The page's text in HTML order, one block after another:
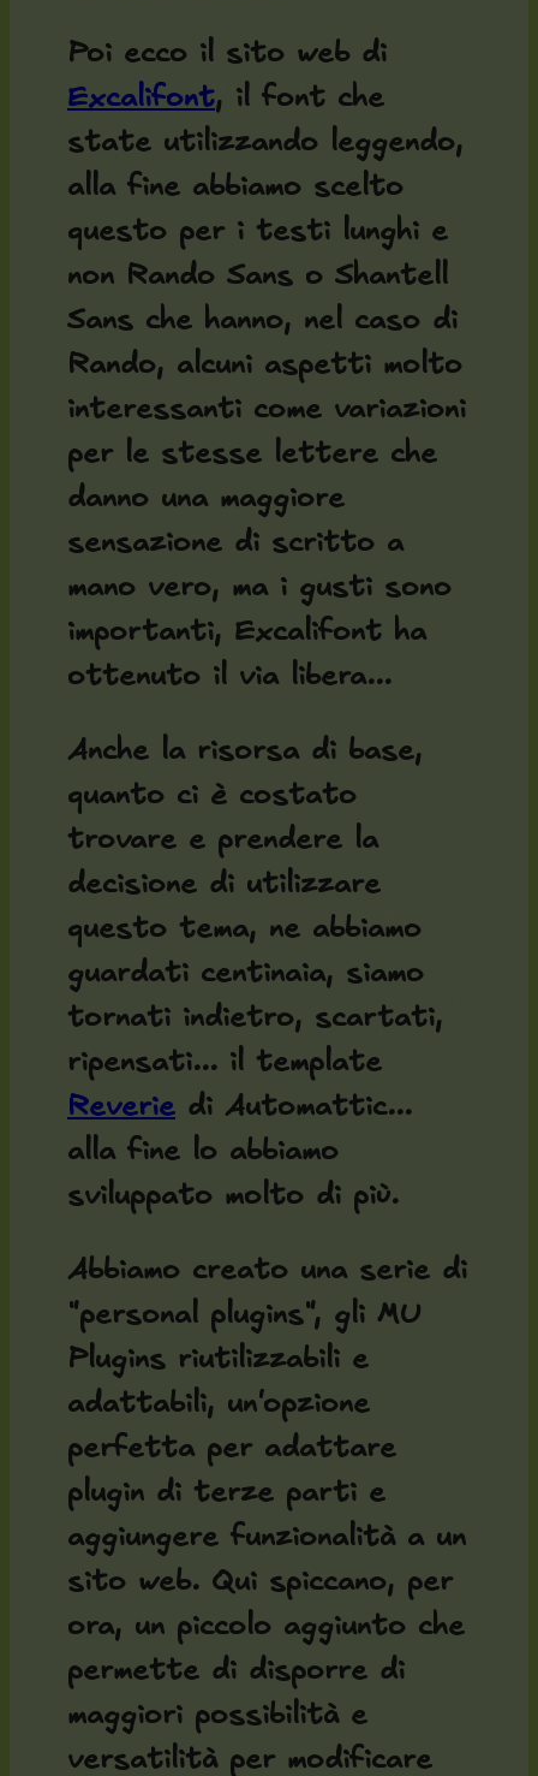
Poi ecco il sito web di
Excalifont, il font che
state utilizzando leggendo,
alla fine abbiamo scelto
questo per i testi lunghi e
non Rando Sans o Shantell
Sans che hanno, nel caso di
Rando, alcuni aspetti molto
interessanti come variazioni
per le stesse lettere che
danno una maggiore
sensazione di scritto a
mano vero, ma i gusti sono
importanti, Excalifont ha
ottenuto il via libera...
Anche la risorsa di base,
quanto ci è costato
trovare e prendere la
decisione di utilizzare
questo tema, ne abbiamo
guardati centinaia, siamo
tornati indietro, scartati,
ripensati... il template
Reverie di Automattic...
alla fine lo abbiamo
sviluppato molto di più.
Abbiamo creato una serie di
"personal plugins", gli MU
Plugins riutilizzabili e
adattabili, un'opzione
perfetta per adattare
plugin di terze parti e
aggiungere funzionalità a un
sito web. Qui spiccano, per
ora, un piccolo aggiunto che
permette di disporre di
maggiori possibilità e
versatilità per modificare